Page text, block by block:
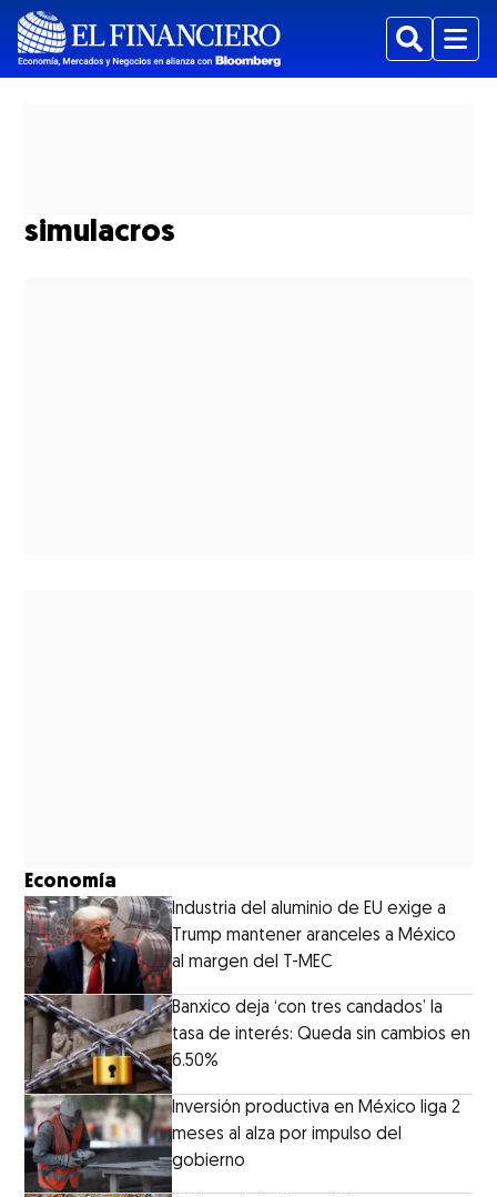
BuscarMenu
simulacros
Economía
Industria del aluminio de EU exige a
Trump mantener aranceles a México
al margen del T-MEC
Banxico deja ‘con tres candados’ la
tasa de interés: Queda sin cambios en
6.50%
Inversión productiva en México liga 2
meses al alza por impulso del
gobierno